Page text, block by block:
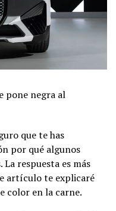
pone negra al
que te has
por qué algunos
respuesta es más
artículo te explicaré
color en la carne.